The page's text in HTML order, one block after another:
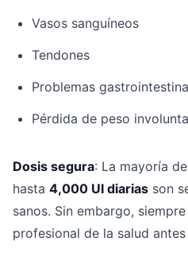
Vasos sanguíneos
Tendones
Problemas
Pérdida de peso
Dosis segura: La mayoría
hasta 4,000 UI diarias son
sanos. Sin embargo,
profesional de la salud